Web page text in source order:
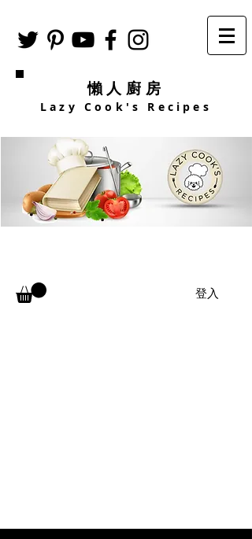
懶人廚房
Lazy Cook's Recipes
登入